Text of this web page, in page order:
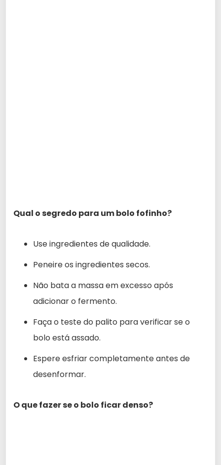
Qual o segredo para um bolo fofinho?
Use ingredientes de qualidade.
Peneire os ingredientes secos.
Não bata a massa em excesso após
adicionar o fermento.
Faça o teste do palito para verificar se o
bolo está assado.
Espere esfriar completamente antes de
desenformar.
O que fazer se o bolo ficar denso?